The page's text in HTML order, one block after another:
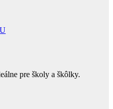
pre školy a škôlky.